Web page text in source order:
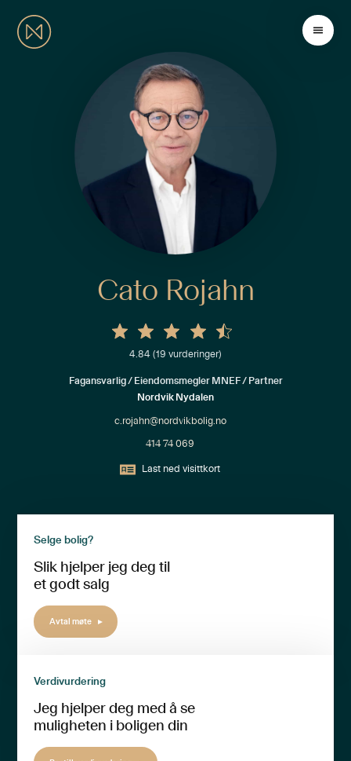
Cato Rojahn
4.84 (19 vurderinger)
Fagansvarlig / Eiendomsmegler MNEF / Partner
Nordvik Nydalen
c.rojahn@nordvikbolig.no
414 74 069
Last ned visittkort
Selge bolig?
Slik hjelper jeg deg til
et godt salg
Avtal møte
Verdivurdering
Jeg hjelper deg med å se
muligheten i boligen din